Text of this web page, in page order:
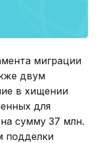
миграции
двум
в хищении
для
сумму 37 млн.
подделки